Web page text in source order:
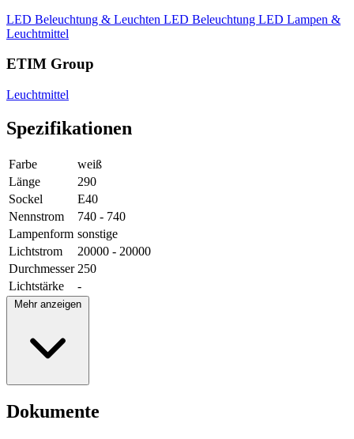
LED Beleuchtung & Leuchten LED Beleuchtung LED Lampen &
Leuchtmittel
ETIM Group
Leuchtmittel
Spezifikationen
Farbe
weiß
Länge
290
Sockel
E40
Nennstrom
740 - 740
Lampenform sonstige
Lichtstrom
20000 - 20000
Durchmesser 250
Lichtstärke
-
Mehr anzeigen
Dokumente